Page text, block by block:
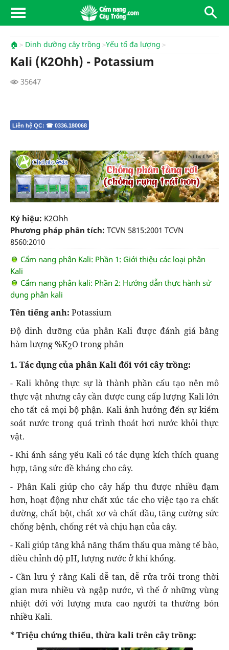
🏠 Dinh dưỡng cây trồng Yếu tố đa lượng
Kali (K2Ohh) - Potassium
35647
Liên hệ QC: ☎ 0336.180068
Ad by CNCT
Ký hiệu: K2Ohh
Phương pháp phân tích: TCVN 5815:2001 TCVN
8560:2010
Cẩm nang phân Kali: Phần 1: Giới thiệu các loại phân
Kali
Cẩm nang phân kali: Phần 2: Hướng dẫn thực hành sử
dụng phân kali
Tên tiếng anh: Potassium
Độ dinh dưỡng của phân Kali được đánh giá bằng
hàm lượng %K2O trong phân
1. Tác dụng của phân Kali đối với cây trồng:
- Kali không thực sự là thành phần cấu tạo nên mô
thực vật nhưng cây cần được cung cấp lượng Kali lớn
cho tất cả mọi bộ phận. Kali ảnh hưởng đến sự kiểm
soát nước trong quá trình thoát hơi nước khỏi thực
vật.
- Khi ánh sáng yếu Kali có tác dụng kích thích quang
hợp, tăng sức đề kháng cho cây.
- Phân Kali giúp cho cây hấp thu được nhiều đạm
hơn, hoạt động như chất xúc tác cho việc tạo ra chất
đường, chất bột, chất xơ và chất dầu, tăng cường sức
chống bệnh, chống rét và chịu hạn của cây.
- Kali giúp tăng khả năng thẩm thấu qua màng tế bào,
điều chỉnh độ pH, lượng nước ở khí khổng.
- Cần lưu ý rằng Kali dễ tan, dễ rửa trôi trong thời
gian mưa nhiều và ngập nước, vì thế ở những vùng
nhiệt đới với lượng mưa cao người ta thường bón
nhiều Kali.
* Triệu chứng thiếu, thừa kali trên cây trồng: